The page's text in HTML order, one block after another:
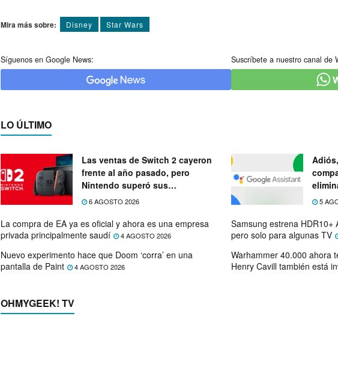
Mira más sobre: Disney Star Wars
Síguenos en Google News: Suscríbete a nuestro canal de
LO ÚLTIMO
Las ventas de Switch 2 cayeron
frente al año pasado, pero
Nintendo superó sus
expectativas
6 AGOSTO 2026 5
La compra de EA ya es oficial y ahora es una empresa
privada principalmente saudí
4 AGOSTO 2026
Samsung estrena HDR10+
pero solo para algunas TV
Nuevo experimento hace que Doom ‘corra’ en una
pantalla de Paint
4 AGOSTO 2026
Warhammer 40.000 ahora
Henry Cavill también está
OHMYGEEK! TV